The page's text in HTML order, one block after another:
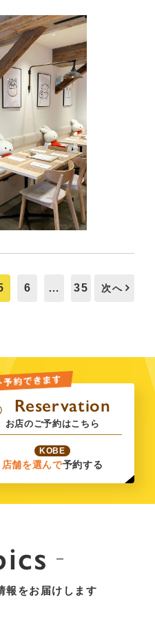
6 … 35 次へ
お店のご予約はこちら
KOBE
店舗を選んで予約する
報をお届けします